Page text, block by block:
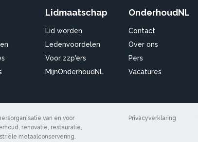
Lidmaatschap
Lid worden
Ledenvoordelen
Voor zzp'ers
MijnOnderhoudNL
OnderhoudNL
Contact
Over ons
Pers
Vacatures
van en voor
renovatie, restauratie,
metaalconservering.
Privacyverklaring